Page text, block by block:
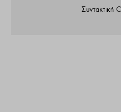
Συντακτική